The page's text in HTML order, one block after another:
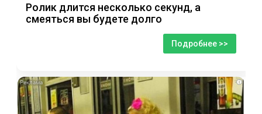
Ролик длится несколько секунд, а
смеяться вы будете долго
Подробнее >>
i